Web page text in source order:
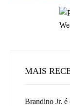
MAIS
Brandino Jr. é